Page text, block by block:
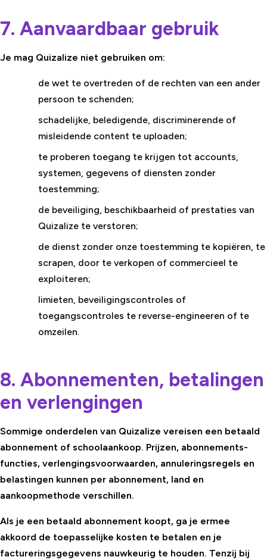
7. Aanvaardbaar gebruik
Je mag Quizalize niet gebruiken om:
de wet te overtreden of de rechten van een ander
persoon te schenden;
schadelijke, beledigende, discriminerende of
misleidende content te uploaden;
te proberen toegang te krijgen tot accounts,
systemen, gegevens of diensten zonder
toestemming;
de beveiliging, beschikbaarheid of prestaties van
Quizalize te verstoren;
de dienst zonder onze toestemming te kopiëren, te
scrapen, door te verkopen of commercieel te
exploiteren;
limieten, beveiligingscontroles of
toegangscontroles te reverse-engineeren of te
omzeilen.
8. Abonnementen, betalingen
en verlengingen
Sommige onderdelen van Quizalize vereisen een betaald
abonnement of schoolaankoop. Prijzen, abonnements-
functies, verlengingsvoorwaarden, annuleringsregels en
belastingen kunnen per abonnement, land en
aankoopmethode verschillen.
Als je een betaald abonnement koopt, ga je ermee
akkoord de toepasselijke kosten te betalen en je
factureringsgegevens nauwkeurig te houden. Tenzij bij